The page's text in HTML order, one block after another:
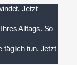
Jetzt
Alltags. So
täglich tun. Jetzt